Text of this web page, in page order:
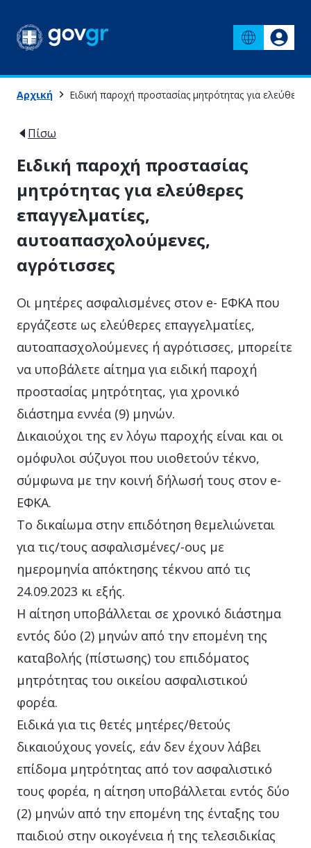
Αρχική Ειδική παροχή προστασίας μητρότητας για
Πίσω
Ειδική παροχή προστασίας
μητρότητας για ελεύθερες
επαγγελματίες,
αυτοαπασχολούμενες,
αγρότισσες
Οι μητέρες ασφαλισμένες στον e- ΕΦΚΑ που
εργάζεστε ως ελεύθερες επαγγελματίες,
αυτοαπασχολούμενες ή αγρότισσες, μπορείτε
να υποβάλετε αίτημα για ειδική παροχή
προστασίας μητρότητας, για χρονικό
διάστημα εννέα (9) μηνών.
Δικαιούχοι της εν λόγω παροχής είναι και οι
ομόφυλοι σύζυγοι που υιοθετούν τέκνο,
σύμφωνα με την κοινή δήλωσή τους στον e-
ΕΦΚΑ.
Το δικαίωμα στην επιδότηση θεμελιώνεται
για τις/τους ασφαλισμένες/-ους με
ημερομηνία απόκτησης τέκνου από τις
24.09.2023 κι εξής.
Η αίτηση υποβάλλεται σε χρονικό διάστημα
εντός δύο (2) μηνών από την επομένη της
καταβολής (πίστωσης) του επιδόματος
μητρότητας του οικείου ασφαλιστικού
φορέα.
Ειδικά για τις θετές μητέρες/θετούς
δικαιούχους γονείς, εάν δεν έχουν λάβει
επίδομα μητρότητας από τον ασφαλιστικό
τους φορέα, η αίτηση υποβάλλεται εντός δύο
(2) μηνών από την επομένη της ένταξης του
παιδιού στην οικογένεια ή της τελεσιδικίας